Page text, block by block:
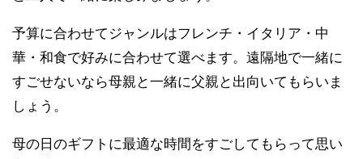
予算に合わせてジャンルはフレンチ・イタリア・中
華・和食で好みに合わせて選べます。遠隔地で一緒に
すごせないなら母親と一緒に父親と出向いてもらいま
しょう。
母の日のギフトに最適な時間をすごしてもらって思い